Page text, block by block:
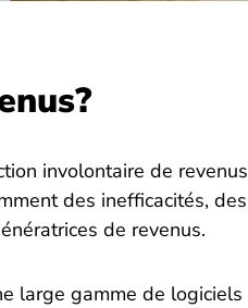
involontaire de revenus
des inefficacités, des
de revenus.
large gamme de logiciels